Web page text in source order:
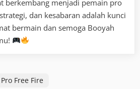
berkembang menjadi pemain pro
dan kesabaran adalah kunci
bermain dan semoga Booyah
Free Fire